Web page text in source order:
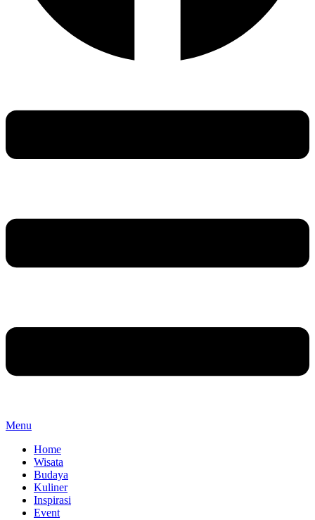
Menu
Home
Wisata
Budaya
Kuliner
Inspirasi
Event